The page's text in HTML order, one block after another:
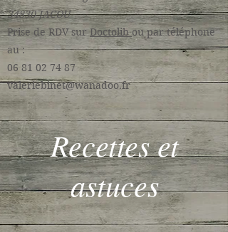
34830 JACOU
​Prise de RDV surDoctolibou par téléphone
au :
06 81 02 74 87
valeriebinet@wanadoo.fr​
Recettes et
astuces